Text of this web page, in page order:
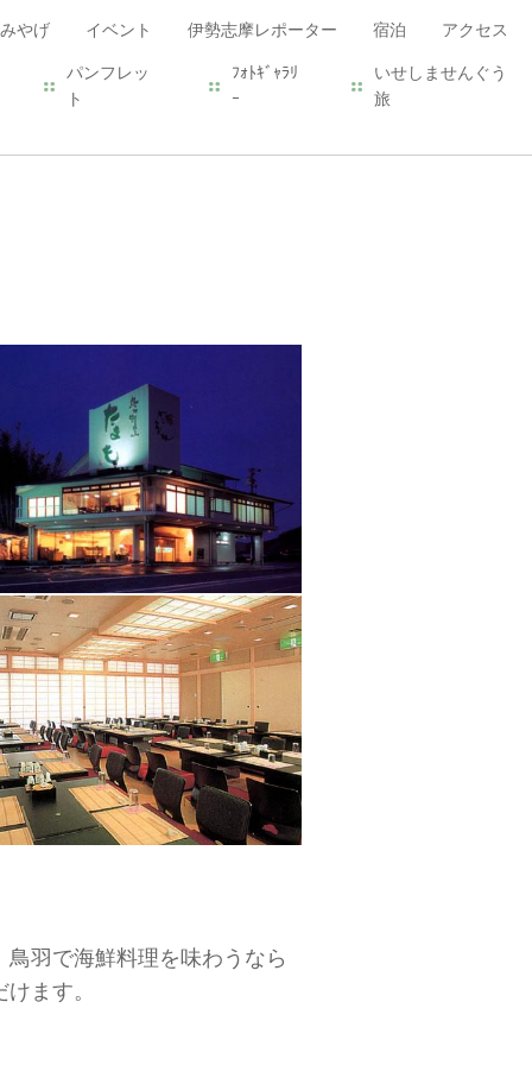
やげ イベント 伊勢志摩レポーター 宿泊 アクセス
パンフレッ
ト
ﾌｫﾄｷﾞｬﾗﾘ
ｰ
いせしませんぐう
旅
羽で海鮮料理を味わうなら
ます。